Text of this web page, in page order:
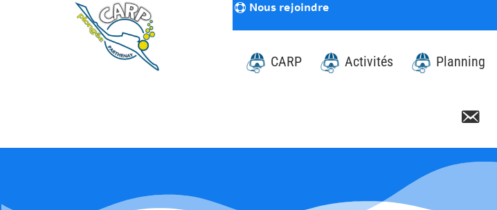
Nous rejoindre
CARP Activités Planning